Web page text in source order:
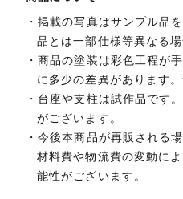
掲載の写真はサンプル品
品とは一部仕様等異なる場
商品の塗装は彩色工程が
に多少の差異があります
台座や支柱は試作品です
がございます。
今後本商品が再販される
材料費や物流費の変動に
能性がございます。